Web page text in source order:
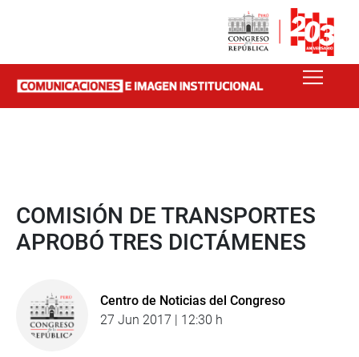
COMISIÓN DE TRANSPORTES
APROBÓ TRES DICTÁMENES
Centro de Noticias del Congreso
27 Jun 2017 | 12:30 h